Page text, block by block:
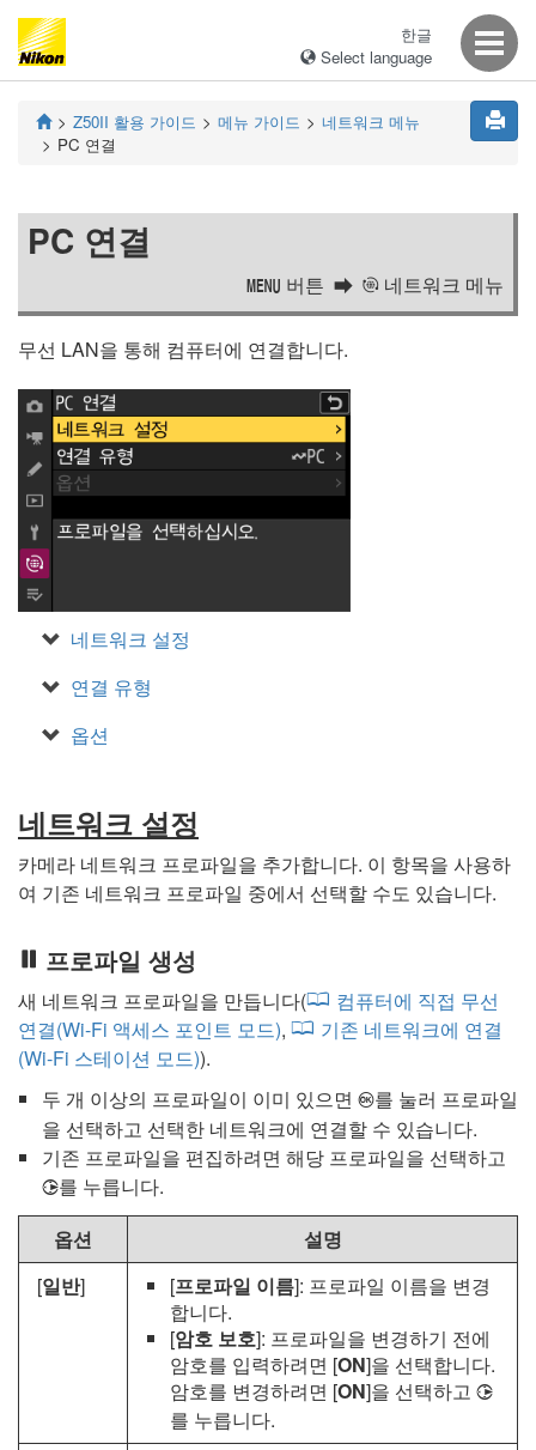
한글
Select language
Z50II 활용 가이드 메뉴 가이드
네트워크 메뉴
PC 연결
PC 연결
G 버튼 a 네트워크 메뉴
무선 LAN을 통해 컴퓨터에 연결합니다.
네트워크 설정
연결 유형
옵션
네트워크 설정
카메라 네트워크 프로파일을 추가합니다. 이 항목을 사용하
여 기존 네트워크 프로파일 중에서 선택할 수도 있습니다.
프로파일 생성
새 네트워크 프로파일을 만듭니다(
컴퓨터에 직접 무선
연결(Wi-Fi 액세스 포인트 모드),
기존 네트워크에 연결
(Wi-Fi 스테이션 모드)).
두 개 이상의 프로파일이 이미 있으면 J를 눌러 프로파일
을 선택하고 선택한 네트워크에 연결할 수 있습니다.
기존 프로파일을 편집하려면 해당 프로파일을 선택하고
2를 누릅니다.
옵션
설명
[일반] [프로파일 이름]: 프로파일 이름을 변경
합니다.
[암호 보호]: 프로파일을 변경하기 전에
암호를 입력하려면 [ON]을 선택합니다.
암호를 변경하려면 [ON]을 선택하고 2
를 누릅니다.